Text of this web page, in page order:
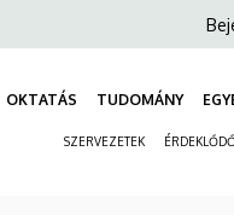
OKTATÁS TUDOMÁNY
SZERVEZETEK